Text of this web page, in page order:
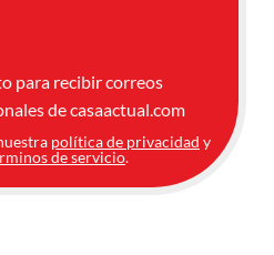
para recibir correos
de casaactual.com
política de privacidad y
de servicio.